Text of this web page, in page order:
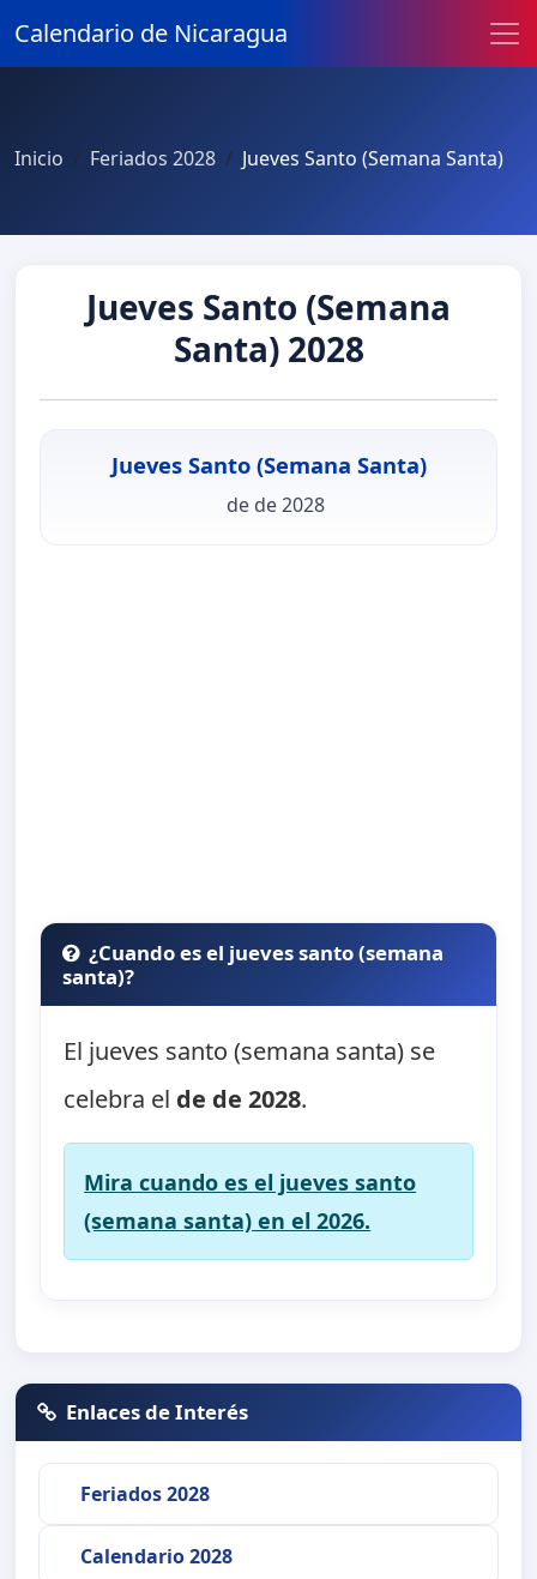
Calendario de Nicaragua
Inicio Feriados 2028 Jueves Santo (Semana Santa)
Jueves Santo (Semana
Santa) 2028
Jueves Santo (Semana Santa)
de de 2028
¿Cuando es el jueves santo (semana
santa)?
El jueves santo (semana santa) se
celebra el de de 2028.
Mira cuando es el jueves santo
(semana santa) en el 2026.
Enlaces de Interés
Feriados 2028
Calendario 2028